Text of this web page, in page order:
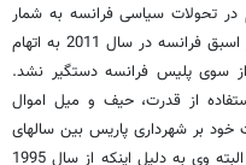
در تحولات سیاسی فرانسه به شمار
می رود ولی پیشتر ژاک شیراک رییس جمهور اسبق فرانسه در سال 2011 به اتهام
سوی پلیس فرانسه دستگیر نشد.
به اتهام سوء استفاده از قدرت، حیف و میل اموال
خود بر شهرداری پاریس بین سالهای
1977 تا 1995 به دوسال زندان محکوم شد. البته وی به دلیل اینکه از سال 1995